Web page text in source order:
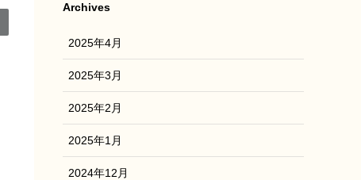
Archives
2025年4月
2025年3月
2025年2月
2025年1月
2024年12月